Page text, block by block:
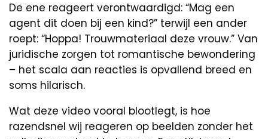
De ene reageert verontwaardigd: “Mag een
agent dit doen bij een kind?” terwijl een ander
roept: “Hoppa! Trouwmateriaal deze vrouw.” Van
juridische zorgen tot romantische bewondering
– het scala aan reacties is opvallend breed en
soms hilarisch.
Wat deze video vooral blootlegt, is hoe
razendsnel wij reageren op beelden zonder het